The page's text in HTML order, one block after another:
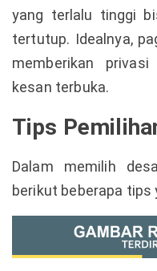
yang terlalu tinggi
tertutup. Idealnya,
memberikan
kesan terbuka.
Tips
Dalam memilih
berikut beberapa tips